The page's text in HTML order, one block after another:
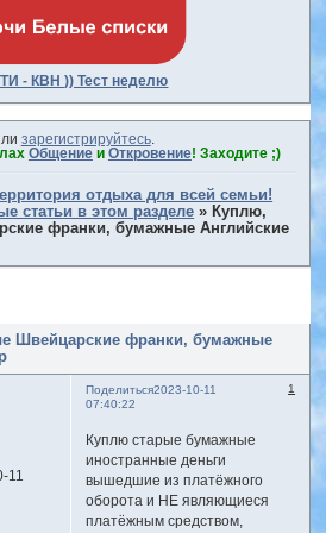
- КВН )) Тест неделю
зарегистрируйтесь.
Общениеи Откровение! Заходите ;)
отдыха для всей семьи!
статьи в этом разделе » Куплю,
франки, бумажные Английские
Швейцарские франки, бумажные
Поделиться 1
2023-10-11
07:40:22
11
Куплю старые бумажные
иностранные деньги
вышедшие из платёжного
оборота и НЕ являющиеся
платёжным средством,